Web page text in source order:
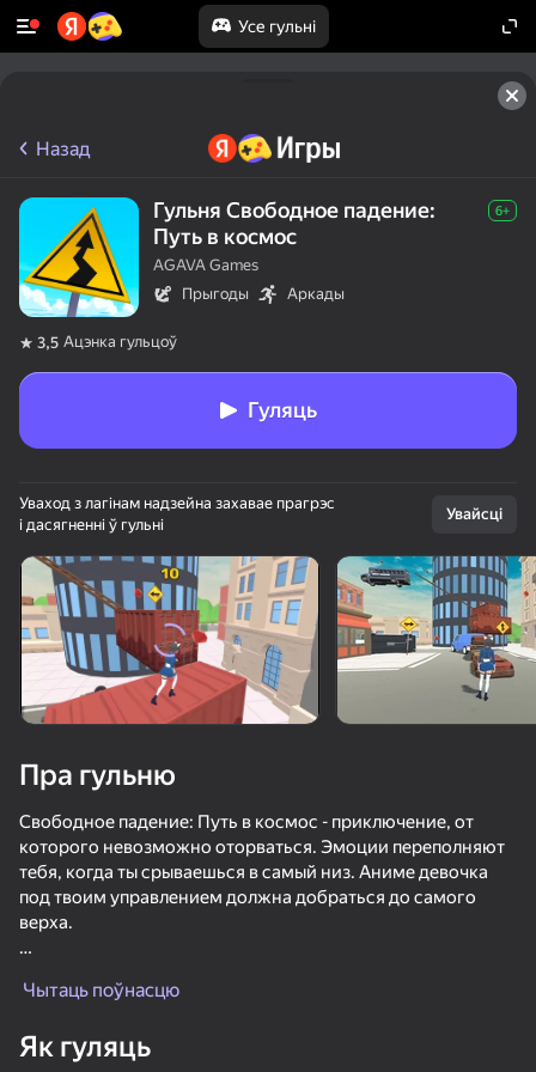
Усе гульні
Павярніце прыладу
Гульня працуе толькі ў гарызантальнай
арыентацыі
Ускользни от Лазера
Назад
Гульня Свободное падение:
Путь в космос
6+
AGAVA Games
Прыгоды
Аркады
3,5 Ацэнка гульцоў
Гуляць
Уваход з лагінам надзейна захавае прагрэс
і дасягненні ў гульні
Увайсці
Пра гульню
Свободное падение: Путь в космос - приключение, от
которого невозможно оторваться. Эмоции переполняют
тебя, когда ты срываешься в самый низ. Аниме девочка
под твоим управлением должна добраться до самого
верха.
офисная, облачная локации. Интересные ловушки
Чытаць поўнасцю
Як гуляць